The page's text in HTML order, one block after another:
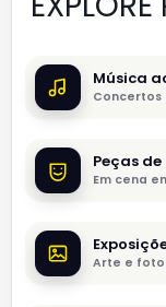
Música
Concertos
Peças
Em cena
Arte e